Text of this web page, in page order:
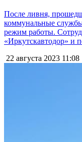
После ливня,
коммунальные
режим работы.
«Иркутскавтодор» и
22 августа 2023 11:08